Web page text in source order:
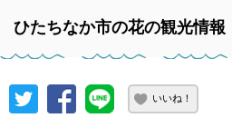
ひたちなか市の花の観光情報
いいね！